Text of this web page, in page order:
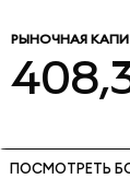
РЫНОЧНАЯ
ПОСМОТРЕТЬ